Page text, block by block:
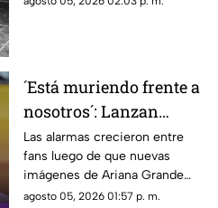
´Está muriendo frente a
nosotros´: Lanzan
ALERTA por Ariana
Grande tras revelar
estado actual
Las alarmas crecieron entre
fans luego de que nuevas
imágenes de Ariana Grande
desataran preocupación por su
agosto 05, 2026 01:57 p. m.